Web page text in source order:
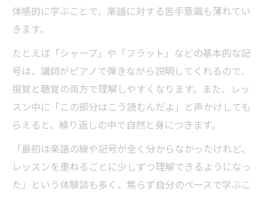
体感的に学ぶことで、楽譜に対する苦手意識も薄れてい
きます。
たとえば「シャープ」や「フラット」などの基本的な記
号は、講師がピアノで弾きながら説明してくれるので、
視覚と聴覚の両方で理解しやすくなります。また、レッ
スン中に「この部分はこう読むんだよ」と声かけしても
らえると、繰り返しの中で自然と身につきます。
「最初は楽譜の線や記号が全く分からなかったけれど、
レッスンを重ねるごとに少しずつ理解できるようになっ
た」という体験談も多く、焦らず自分のペースで学ぶこ